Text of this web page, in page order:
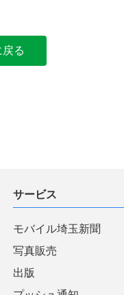
る
サービス
モバイル埼玉新聞
写真販売
出版